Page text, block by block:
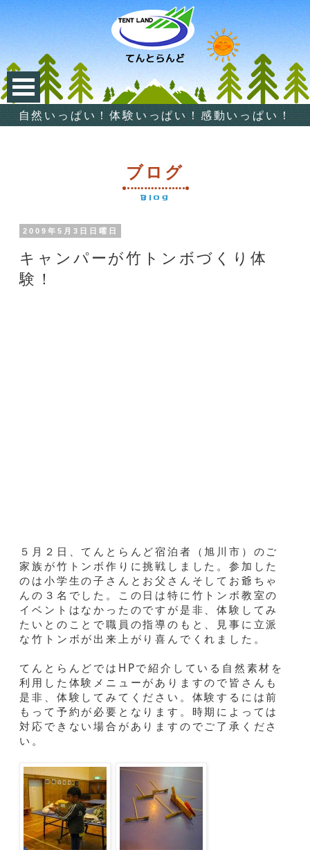
自然いっぱい！体験いっぱい！感動いっぱい！
ブログ
Blog
2009年5月3日日曜日
キャンパーが竹トンボづくり体
験！
５月２日、てんとらんど宿泊者（旭川市）のご
家族が竹トンボ作りに挑戦しました。参加した
のは小学生の子さんとお父さんそしてお爺ちゃ
んの３名でした。この日は特に竹トンボ教室の
イベントはなかったのですが是非、体験してみ
たいとのことで職員の指導のもと、見事に立派
な竹トンボが出来上がり喜んでくれました。
てんとらんどではHPで紹介している自然素材を
利用した体験メニューがありますので皆さんも
是非、体験してみてください。体験するには前
もって予約が必要となります。時期によっては
対応できない場合がありますのでご了承くださ
い。